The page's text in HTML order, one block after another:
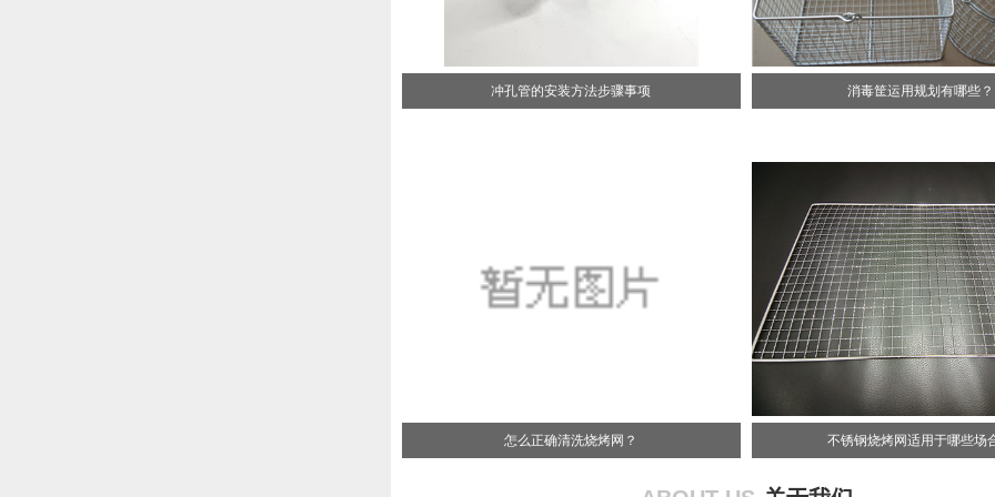
冲孔管的安装方法步骤事项 消毒筐运用规划有哪些？
怎么正确清洗烧烤网？ 不锈钢烧烤网适用于哪些场